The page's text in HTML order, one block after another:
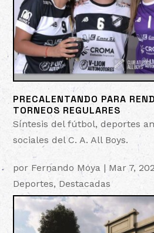
PRECALENTANDO PARA
TORNEOS REGULARES
por Fernando Moya | Mar 7,
Deportes, Destacadas
Síntesis del fútbol, deportes
sociales del C. A. All Boys.